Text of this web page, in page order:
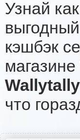
Узнай
кэшбэк
что